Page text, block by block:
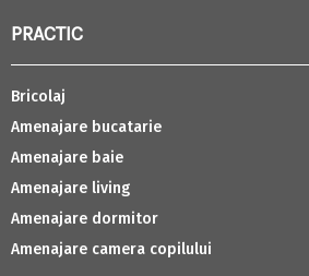
PRACTIC
Bricolaj
Amenajare bucatarie
Amenajare baie
Amenajare living
Amenajare dormitor
Amenajare camera copilului